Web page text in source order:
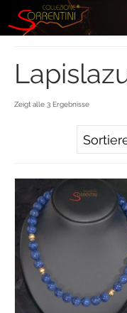
Zeigt alle 3 Ergebnisse